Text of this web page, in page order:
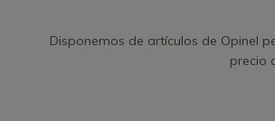
Disponemos de artículos de Opinel
precio